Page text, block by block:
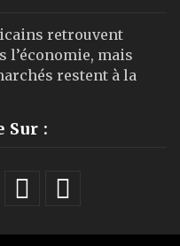
retrouvent
l’économie, mais
restent à la
Sur :